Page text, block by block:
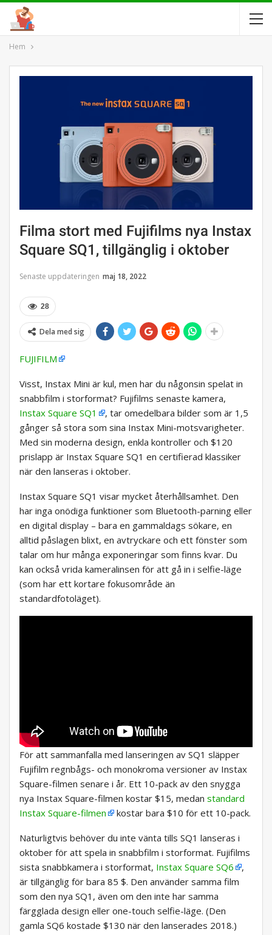
Hem
Filma stort med Fujifilms nya Instax
Square SQ1, tillgänglig i oktober
Senaste uppdateringen maj 18, 2022
28
Dela med sig
FUJIFILM
Visst, Instax Mini är kul, men har du någonsin spelat in
snabbfilm i storformat? Fujifilms senaste kamera,
Instax Square SQ1
, tar omedelbara bilder som är 1,5
gånger så stora som sina Instax Mini-motsvarigheter.
Med sin moderna design, enkla kontroller och $120
prislapp är Instax Square SQ1 en certifierad klassiker
när den lanseras i oktober.
Instax Square SQ1 visar mycket återhållsamhet. Den
har inga onödiga funktioner som Bluetooth-parning eller
en digital display – bara en gammaldags sökare, en
alltid påslagen blixt, en avtryckare och ett fönster som
talar om hur många exponeringar som finns kvar. Du
kan också vrida kameralinsen för att gå in i selfie-läge
(som har ett kortare fokusområde än
standardfotoläget).
För att sammanfalla med lanseringen av SQ1 släpper
Fujifilm regnbågs- och monokroma versioner av Instax
Square-filmen senare i år. Ett 10-pack av den snygga
nya Instax Square-filmen kostar $15, medan standard
Instax Square-filmen
kostar bara $10 för ett 10-pack.
Naturligtvis behöver du inte vänta tills SQ1 lanseras i
oktober för att spela in snabbfilm i storformat. Fujifilms
sista snabbkamera i storformat, Instax Square SQ6
,
är tillgänglig för bara 85 $. Den använder samma film
som den nya SQ1, även om den inte har samma
färgglada design eller one-touch selfie-läge. (Den
gamla SQ6 kostade $130 när den lanserades 2018.)